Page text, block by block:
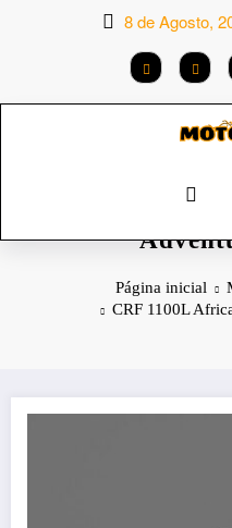
8 de Agosto,
Categoria:
Página inicial
CRF 1100L